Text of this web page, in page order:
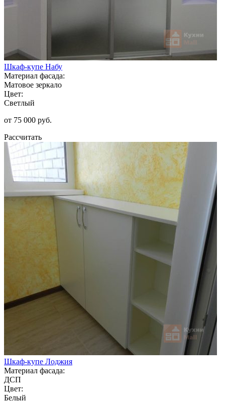
Шкаф-купе Набу
Материал фасада:
Матовое зеркало
Цвет:
Светлый
от 75 000 руб.
Рассчитать
Шкаф-купе Лоджия
Материал фасада:
ДСП
Цвет:
Белый